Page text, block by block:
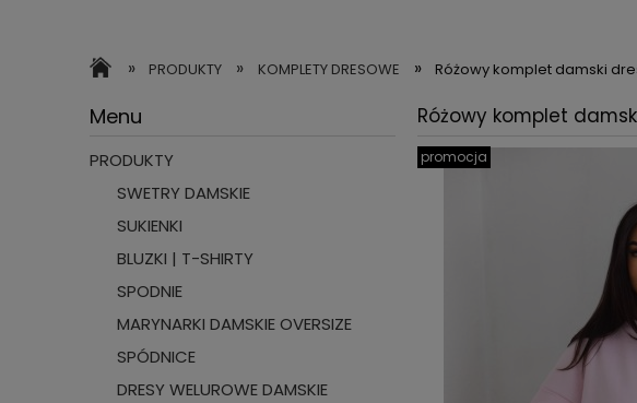
SUKIENKI
» PRODUKTY » KOMPLETY DRESOWE » Różowy komplet damski
Menu
PRODUKTY
SWETRY DAMSKIE
SUKIENKI
BLUZKI | T-SHIRTY
SPODNIE
MARYNARKI DAMSKIE OVERSIZE
SPÓDNICE
DRESY WELUROWE DAMSKIE
Różowy komplet
promocja